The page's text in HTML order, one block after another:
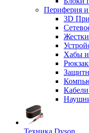
Периферия и
3D
Хабы и
Техника Dyson